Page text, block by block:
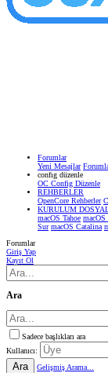
Forumlar
Yeni Mesajlar
confıg düzenle
OC Config Düzenle
REHBERLER
OpenCore Rehberler
KURULUM
macOS Tahoe macOS
Sur macOS Catalina
Forumlar
Giriş Yap
Kayıt Ol
Ara
Sadece başlıkları ara
Kullanıcı:
Ara
Gelişmiş Arama...